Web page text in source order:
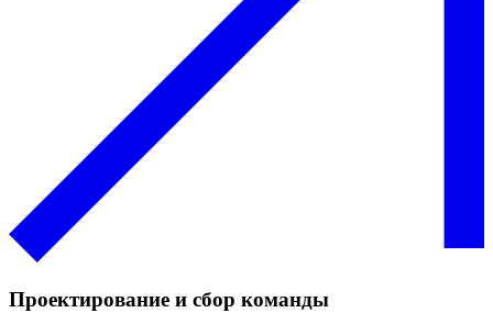
Проектирование и сбор команды